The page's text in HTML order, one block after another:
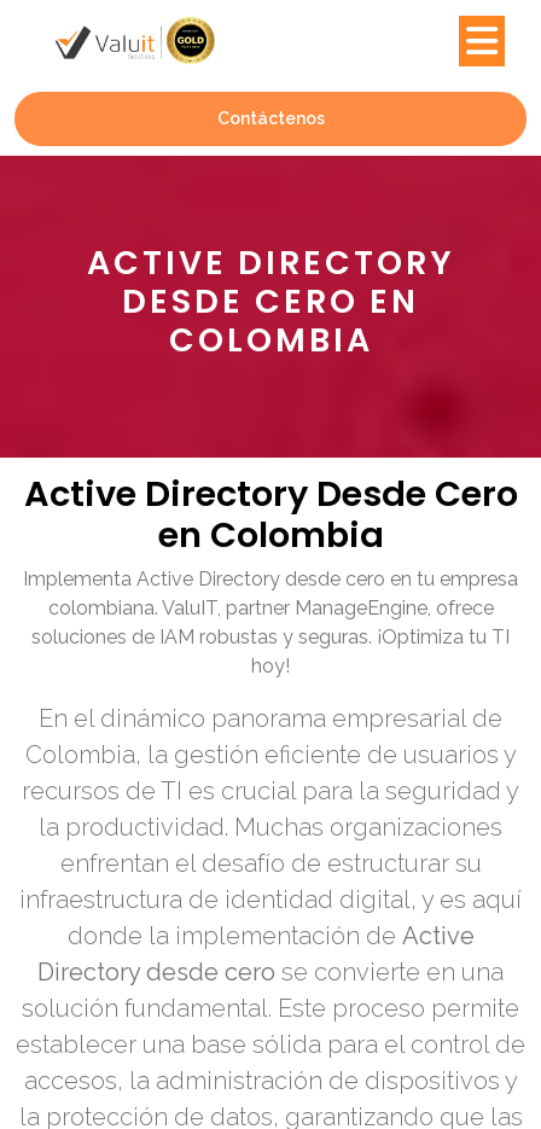
Contáctenos
ACTIVE DIRECTORY
DESDE CERO EN
COLOMBIA
Active Directory Desde Cero
en Colombia
Implementa Active Directory desde cero en tu empresa
colombiana. ValuIT, partner ManageEngine, ofrece
soluciones de IAM robustas y seguras. ¡Optimiza tu TI
hoy!
En el dinámico panorama empresarial de
Colombia, la gestión eficiente de usuarios y
recursos de TI es crucial para la seguridad y
la productividad. Muchas organizaciones
enfrentan el desafío de estructurar su
infraestructura de identidad digital, y es aquí
donde la implementación de Active
Directory desde cero se convierte en una
solución fundamental. Este proceso permite
establecer una base sólida para el control de
accesos, la administración de dispositivos y
la protección de datos, garantizando que las